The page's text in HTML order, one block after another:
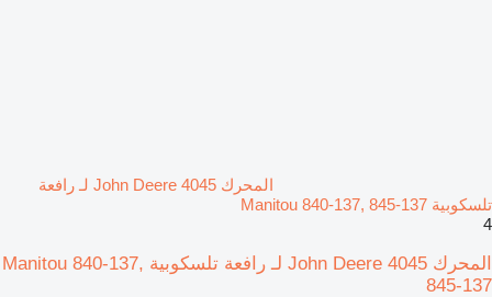
المحرك John Deere 4045 لـ رافعة
تلسكوبية Manitou 840-137, 845-137
4
المحرك John Deere 4045 لـ رافعة تلسكوبية Manitou 840-137,
845-137